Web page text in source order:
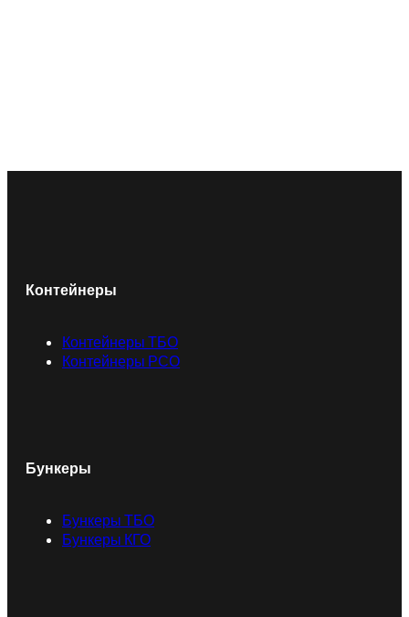
Continue reading
Контейнеры
Контейнеры ТБО
Контейнеры РСО
Бункеры
Бункеры ТБО
Бункеры КГО